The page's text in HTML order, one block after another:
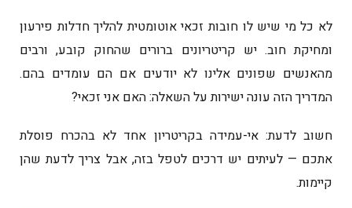
לא כל מי שיש לו חובות זכאי אוטומטית להליך חדלות פירעון
ומחיקת חוב. יש קריטריונים ברורים שהחוק קובע, ורבים
מהאנשים שפונים אלינו לא יודעים אם הם עומדים בהם.
המדריך הזה עונה ישירות על השאלה: האם אני זכאי?
חשוב לדעת: אי-עמידה בקריטריון אחד לא בהכרח פוסלת
אתכם — לעיתים יש דרכים לטפל בזה, אבל צריך לדעת שהן
קיימות.